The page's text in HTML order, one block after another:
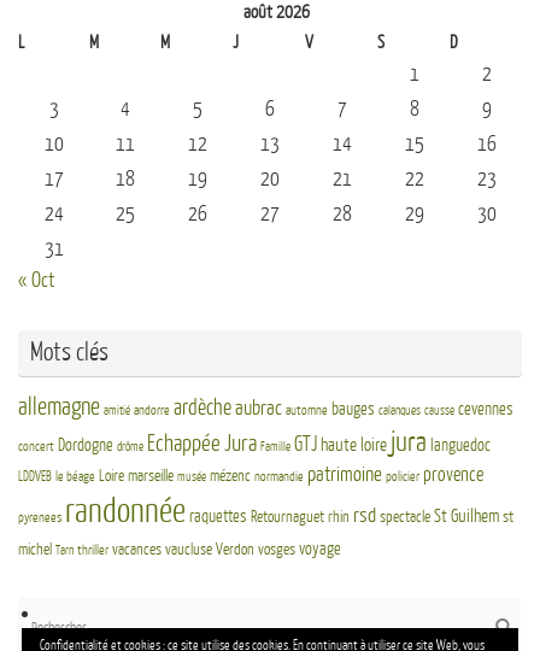
août 2026
L
M M J V S D
1
2
3
4 5 6 7 8
9
10
11 12 13 14 15
16
17
18 19 20 21 22
23
24
25 26 27 28 29
30
31
« Oct
Mots clés
allemagne amitié andorre ardècheaubrac automne bauges calanques causse cevennes
concert Dordogne drôme Echappée Jura Famille GTJ haute loire jura languedoc
LDDVEB le béage Loire marseille musée mézenc normandie patrimoine policier provence
pyrenees randonnée raquettes Retournaguet rhin rsd spectacle St Guilhem st
michel Tarn thriller vacances vaucluse Verdon vosges voyage
Confidentialité et cookies : ce site utilise des cookies. En continuant à utiliser ce site Web, vous